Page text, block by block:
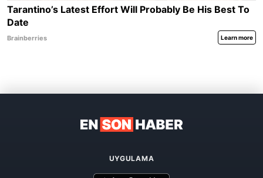
UYGULAMA